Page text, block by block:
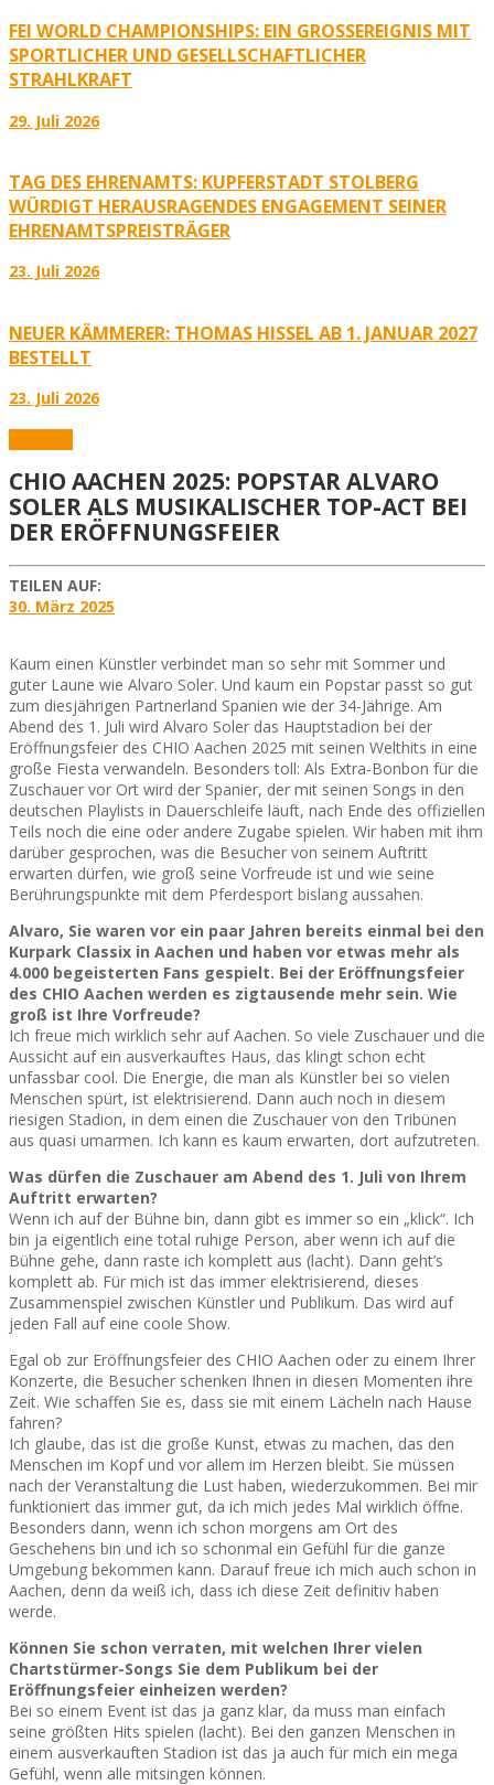
FEI WORLD CHAMPIONSHIPS: EIN GROSSEREIGNIS MIT S
PORTLICHER UND GESELLSCHAFTLICHER S
TRAHLKRAFT
29. Juli 2026
TAG DES EHRENAMTS: KUPFERSTADT STOLBERG
WÜRDIGT HERAUSRAGENDES ENGAGEMENT SEINER
EHRENAMTSPREISTRÄGER
23. Juli 2026
NEUER KÄMMERER: THOMAS HISSEL AB 1. JANUAR 2027
BESTELLT
23. Juli 2026
CHIO AACHEN 2025: POPSTAR ALVARO
SOLER ALS MUSIKALISCHER TOP-ACT BEI
DER ERÖFFNUNGSFEIER
TEILEN AUF:
30. März 2025
Kaum einen Künstler verbindet man so sehr mit Sommer und
guter Laune wie Alvaro Soler. Und kaum ein Popstar passt so gut
zum diesjährigen Partnerland Spanien wie der 34-Jährige. Am
Abend des 1. Juli wird Alvaro Soler das Hauptstadion bei der
Eröffnungsfeier des CHIO Aachen 2025 mit seinen Welthits in eine
große Fiesta verwandeln. Besonders toll: Als Extra-Bonbon für die
Zuschauer vor Ort wird der Spanier, der mit seinen Songs in den
deutschen Playlists in Dauerschleife läuft, nach Ende des offiziellen
Teils noch die eine oder andere Zugabe spielen. Wir haben mit ihm
darüber gesprochen, was die Besucher von seinem Auftritt
erwarten dürfen, wie groß seine Vorfreude ist und wie seine
Berührungspunkte mit dem Pferdesport bislang aussahen.
Alvaro, Sie waren vor ein paar Jahren bereits einmal bei den
Kurpark Classix in Aachen und haben vor etwas mehr als
4.000 begeisterten Fans gespielt. Bei der Eröffnungsfeier
des CHIO Aachen werden es zigtausende mehr sein. Wie
groß ist Ihre Vorfreude?
Ich freue mich wirklich sehr auf Aachen. So viele Zuschauer und die
Aussicht auf ein ausverkauftes Haus, das klingt schon echt
unfassbar cool. Die Energie, die man als Künstler bei so vielen
Menschen spürt, ist elektrisierend. Dann auch noch in diesem
riesigen Stadion, in dem einen die Zuschauer von den Tribünen
aus quasi umarmen. Ich kann es kaum erwarten, dort aufzutreten.
Was dürfen die Zuschauer am Abend des 1. Juli von Ihrem
Auftritt erwarten?
Wenn ich auf der Bühne bin, dann gibt es immer so ein „klick“. Ich
bin ja eigentlich eine total ruhige Person, aber wenn ich auf die
Bühne gehe, dann raste ich komplett aus (lacht). Dann geht’s
komplett ab. Für mich ist das immer elektrisierend, dieses
Zusammenspiel zwischen Künstler und Publikum. Das wird auf
jeden Fall auf eine coole Show.
Egal ob zur Eröffnungsfeier des CHIO Aachen oder zu einem Ihrer
Konzerte, die Besucher schenken Ihnen in diesen Momenten ihre
Zeit. Wie schaffen Sie es, dass sie mit einem Lächeln nach Hause
fahren?
Ich glaube, das ist die große Kunst, etwas zu machen, das den
Menschen im Kopf und vor allem im Herzen bleibt. Sie müssen
nach der Veranstaltung die Lust haben, wiederzukommen. Bei mir
funktioniert das immer gut, da ich mich jedes Mal wirklich öffne.
Besonders dann, wenn ich schon morgens am Ort des
Geschehens bin und ich so schonmal ein Gefühl für die ganze
Umgebung bekommen kann. Darauf freue ich mich auch schon in
Aachen, denn da weiß ich, dass ich diese Zeit definitiv haben
werde.
Können Sie schon verraten, mit welchen Ihrer vielen
Chartstürmer-Songs Sie dem Publikum bei der
Eröffnungsfeier einheizen werden?
Bei so einem Event ist das ja ganz klar, da muss man einfach
seine größten Hits spielen (lacht). Bei den ganzen Menschen in
einem ausverkauften Stadion ist das ja auch für mich ein mega
Gefühl, wenn alle mitsingen können.